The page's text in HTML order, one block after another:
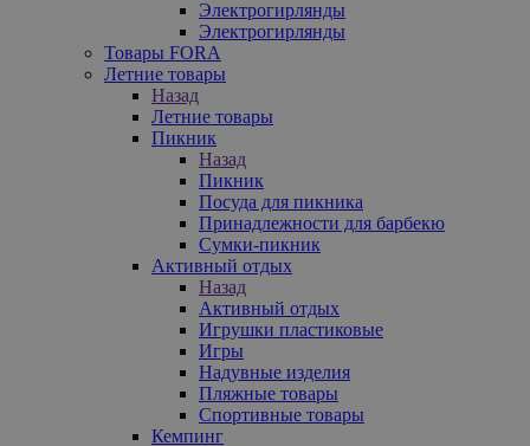
Электрогирлянды
Электрогирлянды
Товары FORA
Летние товары
Назад
Летние товары
Пикник
Назад
Пикник
Посуда для пикника
Принадлежности для барбекю
Сумки-пикник
Активный отдых
Назад
Активный отдых
Игрушки пластиковые
Игры
Надувные изделия
Пляжные товары
Спортивные товары
Кемпинг